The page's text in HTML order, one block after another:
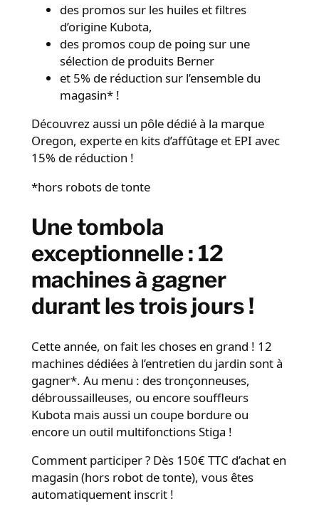
des promos sur les huiles et filtres
d’origine Kubota,
des promos coup de poing sur une
sélection de produits Berner
et 5% de réduction sur l’ensemble du
magasin* !
Découvrez aussi un pôle dédié à la marque
Oregon, experte en kits d’affûtage et EPI avec
15% de réduction !
*hors robots de tonte
Une tombola
exceptionnelle : 12
machines à gagner
durant les trois jours !
Cette année, on fait les choses en grand ! 12
machines dédiées à l’entretien du jardin sont à
gagner*. Au menu : des tronçonneuses,
débroussailleuses, ou encore souffleurs
Kubota mais aussi un coupe bordure ou
encore un outil multifonctions Stiga !
Comment participer ? Dès 150€ TTC d’achat en
magasin (hors robot de tonte), vous êtes
automatiquement inscrit !